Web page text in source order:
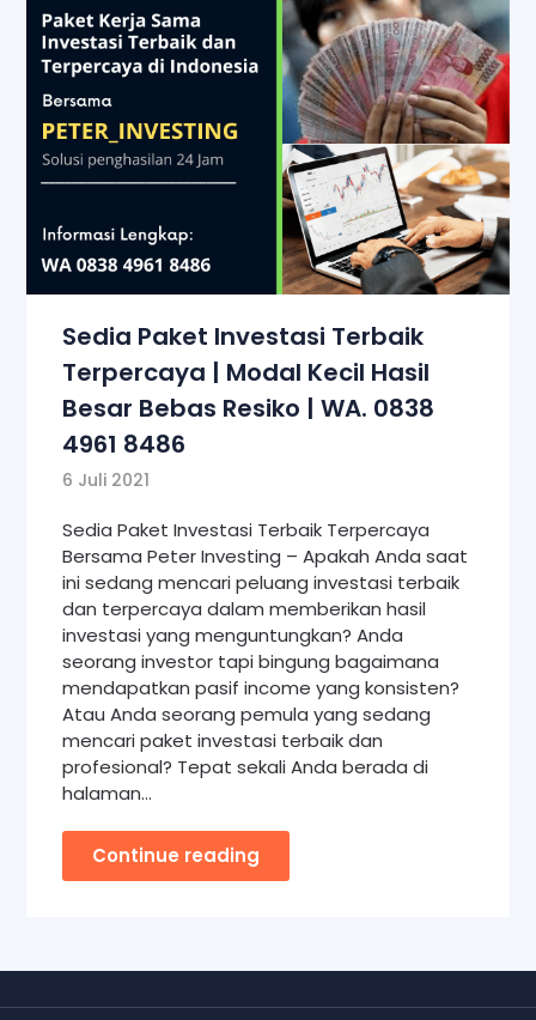
Sedia Paket Investasi Terbaik
Terpercaya | Modal Kecil Hasil
Besar Bebas Resiko | WA. 0838
4961 8486
6 Juli 2021
Sedia Paket Investasi Terbaik Terpercaya
Bersama Peter Investing – Apakah Anda saat
ini sedang mencari peluang investasi terbaik
dan terpercaya dalam memberikan hasil
investasi yang menguntungkan? Anda
seorang investor tapi bingung bagaimana
mendapatkan pasif income yang konsisten?
Atau Anda seorang pemula yang sedang
mencari paket investasi terbaik dan
profesional? Tepat sekali Anda berada di
halaman…
Continue reading